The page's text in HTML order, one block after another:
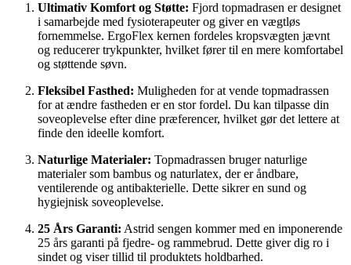
Ultimativ Komfort og Støtte: Fjord topmadrasen er designet
i samarbejde med fysioterapeuter og giver en vægtløs
fornemmelse. ErgoFlex kernen fordeles kropsvægten jævnt
og reducerer trykpunkter, hvilket fører til en mere komfortabel
og støttende søvn.
Fleksibel Fasthed: Muligheden for at vende topmadrassen
for at ændre fastheden er en stor fordel. Du kan tilpasse din
soveoplevelse efter dine præferencer, hvilket gør det lettere at
finde den ideelle komfort.
Naturlige Materialer: Topmadrassen bruger naturlige
materialer som bambus og naturlatex, der er åndbare,
ventilerende og antibakterielle. Dette sikrer en sund og
hygiejnisk soveoplevelse.
25 Års Garanti: Astrid sengen kommer med en imponerende
25 års garanti på fjedre- og rammebrud. Dette giver dig ro i
sindet og viser tillid til produktets holdbarhed.